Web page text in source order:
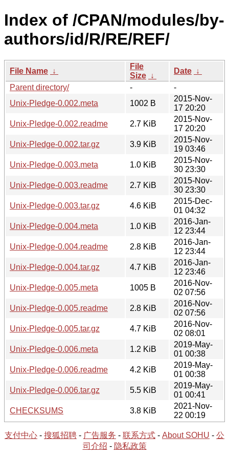
Index of /CPAN/modules/by-
authors/id/R/RE/REF/
File Name ↓
File
Size ↓
Date ↓
Parent directory/
-
-
Unix-Pledge-0.002.meta
1002 B
2015-Nov-
17 20:20
Unix-Pledge-0.002.readme
2.7 KiB
2015-Nov-
17 20:20
Unix-Pledge-0.002.tar.gz
3.9 KiB
2015-Nov-
19 03:46
Unix-Pledge-0.003.meta
1.0 KiB
2015-Nov-
30 23:30
Unix-Pledge-0.003.readme
2.7 KiB
2015-Nov-
30 23:30
Unix-Pledge-0.003.tar.gz
4.6 KiB
2015-Dec-
01 04:32
Unix-Pledge-0.004.meta
1.0 KiB
2016-Jan-
12 23:44
Unix-Pledge-0.004.readme
2.8 KiB
2016-Jan-
12 23:44
Unix-Pledge-0.004.tar.gz
4.7 KiB
2016-Jan-
12 23:46
Unix-Pledge-0.005.meta
1005 B
2016-Nov-
02 07:56
Unix-Pledge-0.005.readme
2.8 KiB
2016-Nov-
02 07:56
Unix-Pledge-0.005.tar.gz
4.7 KiB
2016-Nov-
02 08:01
Unix-Pledge-0.006.meta
1.2 KiB
2019-May-
01 00:38
Unix-Pledge-0.006.readme
4.2 KiB
2019-May-
01 00:38
Unix-Pledge-0.006.tar.gz
5.5 KiB
2019-May-
01 00:41
CHECKSUMS
3.8 KiB
2021-Nov-
22 00:19
支付中心 - 搜狐招聘 - 广告服务 - 联系方式 - About SOHU - 公
司介绍 - 隐私政策